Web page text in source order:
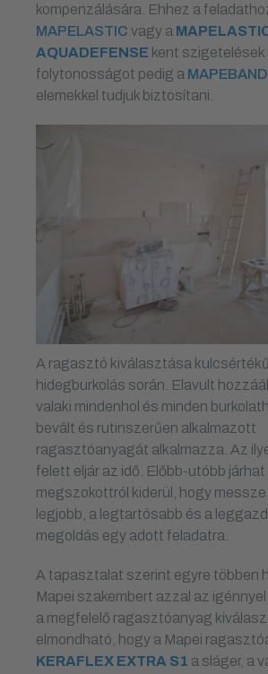
kompenzálására. Ehhez a
MAPELASTIC vagy a
AQUADEFENSE kent szigetelések
folytonosságot pedig a MAPEBAND
elemekkel tudjuk biztosítani.
A ragasztó kiválasztása
hidegburkolás során. Elavult
valaki mindenhol és minden
bevált és rutinszerűen alkalmazott
ragasztóanyagát alkalmazza. Az
felett eljár az idő. Előbb-utóbb járhat
megszokottról kiderül, hogy messze
legjobb, a legtartósabb és a
megoldás egy adott feladatra.
A tapasztalat szerint egyre többen
Mapei szakembert azzal az
a megfelelő ragasztóanyag
elmondható, hogy a Mapei
KERAFLEX EXTRA S1 a sláger, a